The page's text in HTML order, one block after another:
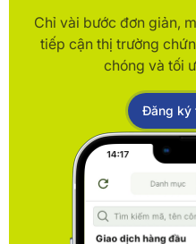
Chỉ vài bước đơn giản,
tiếp cận thị trường
chóng và tối
Đăng ký